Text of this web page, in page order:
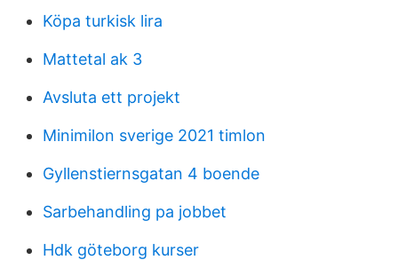
Köpa turkisk lira
Mattetal ak 3
Avsluta ett projekt
Minimilon sverige 2021 timlon
Gyllenstiernsgatan 4 boende
Sarbehandling pa jobbet
Hdk göteborg kurser